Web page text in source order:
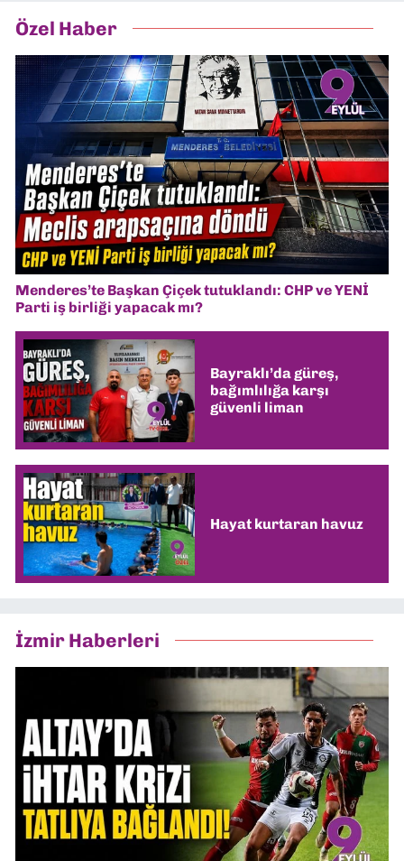
Özel Haber
Menderes’te Başkan Çiçek tutuklandı: CHP ve YENİ
Parti iş birliği yapacak mı?
Bayraklı’da güreş,
bağımlılığa karşı
güvenli liman
Hayat kurtaran havuz
İzmir Haberleri